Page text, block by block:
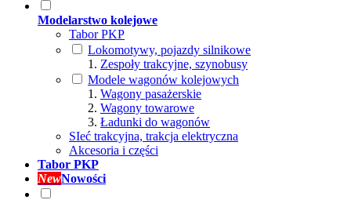
Modelarstwo kolejowe
Tabor PKP
Lokomotywy, pojazdy silnikowe
Zespoły trakcyjne, szynobusy
Modele wagonów kolejowych
Wagony pasażerskie
Wagony towarowe
Ładunki do wagonów
SIeć trakcyjna, trakcja elektryczna
Akcesoria i części
Tabor PKP
NewNowości